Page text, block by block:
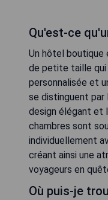
Qu'est-ce
Un hôtel boutique
de petite taille
personnalisée et
se distinguent par
design élégant et
chambres sont
individuellement
créant ainsi une
voyageurs en
Où puis-je